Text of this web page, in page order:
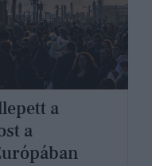
a
a